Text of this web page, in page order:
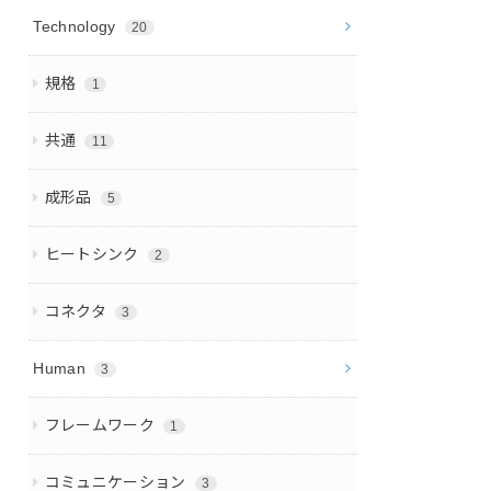
Technology 20
規格 1
共通 11
成形品 5
ヒートシンク 2
コネクタ 3
Human 3
フレームワーク 1
コミュニケーション 3